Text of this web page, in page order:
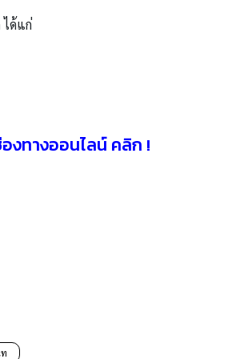
ได้แก่
งทางออนไลน์ คลิก !